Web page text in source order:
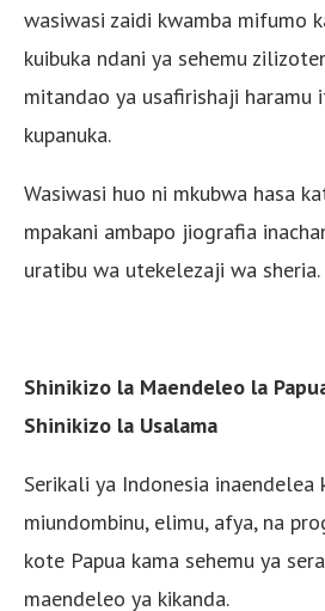
wasiwasi zaidi kwamba mifumo
kuibuka ndani ya sehemu
mitandao ya usafirishaji haramu
kupanuka.
Wasiwasi huo ni mkubwa hasa
mpakani ambapo jiografia
uratibu wa utekelezaji wa sheria.
Shinikizo la Maendeleo la
Shinikizo la Usalama
Serikali ya Indonesia inaendelea
miundombinu, elimu, afya, na
kote Papua kama sehemu ya
maendeleo ya kikanda.